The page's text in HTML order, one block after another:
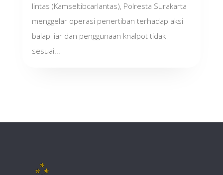
lintas (Kamseltibcarlantas), Polresta Surakarta
menggelar operasi penertiban terhadap aksi
balap liar dan penggunaan knalpot tidak
sesuai...